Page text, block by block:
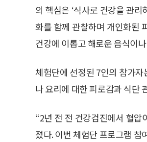
의 핵심은 ‘식사로 건강을 관
화를 함께 관찰하며 개인화된
건강에 이롭고 해로운 음식이
체험단에 선정된 7인의 참가
나 요리에 대한 피로감과 식단
“2년 전 전 건강검진에서 혈
졌다. 이번 체험단 프로그램 참